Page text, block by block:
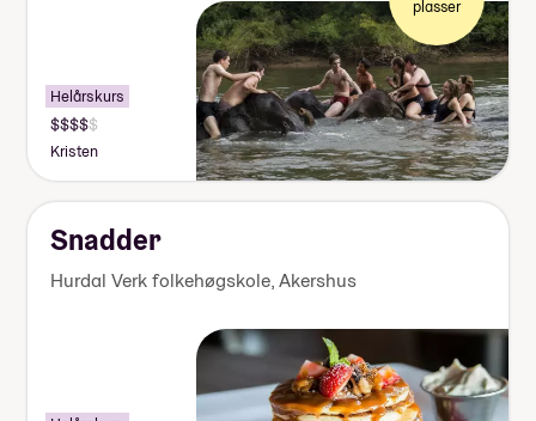
plasser
Helårskurs
Pris:
155
170
000
Kristen
Snadder
Hurdal Verk folkehøgskole,Akershus